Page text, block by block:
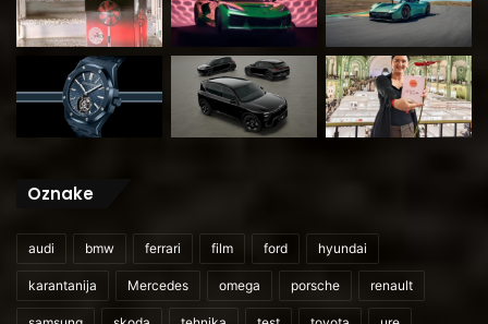
Oznake
audi bmw ferrari film ford hyundai
karantanija Mercedes omega porsche renault